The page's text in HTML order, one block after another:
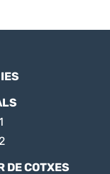
DE COTXES